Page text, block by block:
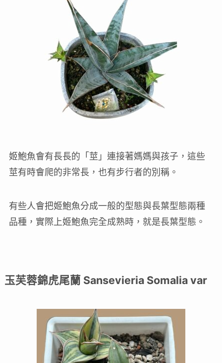
姬鮑魚會有長長的「莖」連接著媽媽與孩子，這些
莖有時會爬的非常長，也有步行者的別稱。
有些人會把姬鮑魚分成一般的型態與長葉型態兩種
品種，實際上姬鮑魚完全成熟時，就是長葉型態。
玉芙蓉錦虎尾蘭 Sansevieria Somalia var